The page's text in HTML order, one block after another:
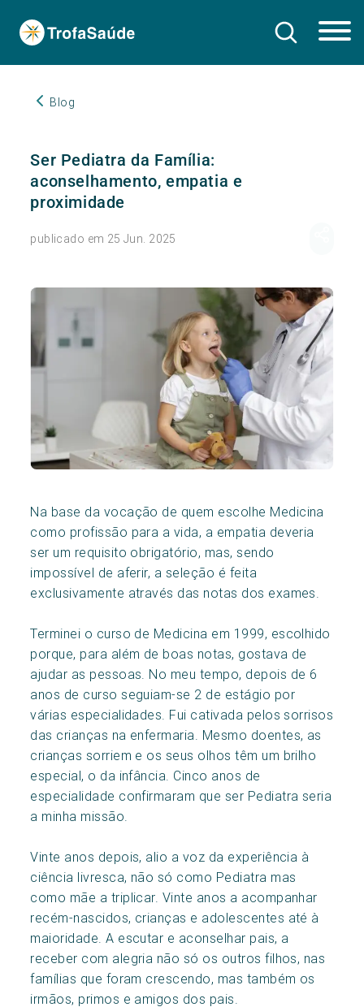
Blog
Ser Pediatra da Família:
aconselhamento, empatia e
proximidade
publicado em 25 Jun. 2025
Na base da vocação de quem escolhe Medicina
como profissão para a vida, a empatia deveria
ser um requisito obrigatório, mas, sendo
impossível de aferir, a seleção é feita
exclusivamente através das notas dos exames.
Terminei o curso de Medicina em 1999, escolhido
porque, para além de boas notas, gostava de
ajudar as pessoas. No meu tempo, depois de 6
anos de curso seguiam-se 2 de estágio por
várias especialidades. Fui cativada pelos sorrisos
das crianças na enfermaria. Mesmo doentes, as
crianças sorriem e os seus olhos têm um brilho
especial, o da infância. Cinco anos de
especialidade confirmaram que ser Pediatra seria
a minha missão.
Vinte anos depois, alio a voz da experiência à
ciência livresca, não só como Pediatra mas
como mãe a triplicar. Vinte anos a acompanhar
recém-nascidos, crianças e adolescentes até à
maioridade. A escutar e aconselhar pais, a
receber com alegria não só os outros filhos, nas
famílias que foram crescendo, mas também os
irmãos, primos e amigos dos pais.